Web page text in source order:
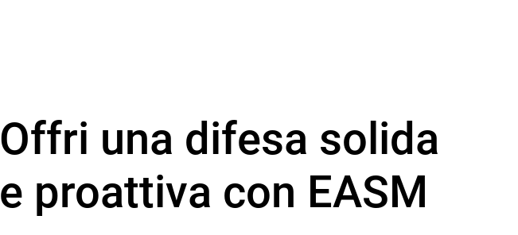
Offri una difesa solida
e proattiva con EASM